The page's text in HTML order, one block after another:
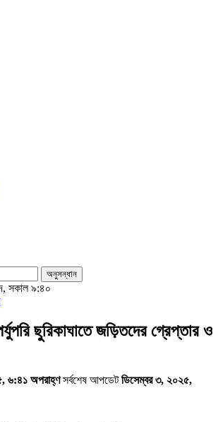
সকাল ৯:৪০
ছুরিকাঘাতে জড়িতদের গ্রেপ্তার ও
৬:৪১ অপরাহ্ণ সর্বশেষ আপডেটডিসেম্বর ৩, ২০২৫,